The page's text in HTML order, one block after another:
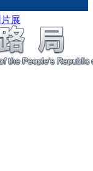
展